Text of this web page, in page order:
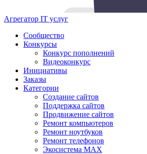
Агрегатор IT услуг
Сообщество
Конкурсы
Конкурс пополнений
Видеоконкурс
Инициативы
Заказы
Категории
Создание сайтов
Поддержка сайтов
Продвижение сайтов
Ремонт компьютеров
Ремонт ноутбуков
Ремонт телефонов
Экосистема MAX